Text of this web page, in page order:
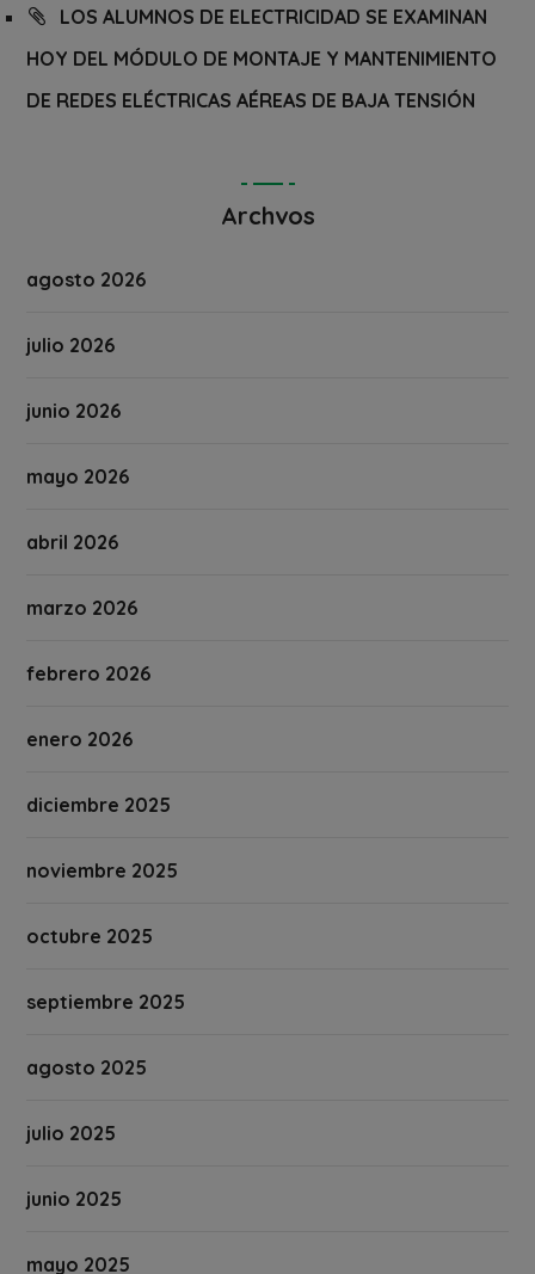
LOS ALUMNOS DE ELECTRICIDAD SE EXAMINAN
HOY DEL MÓDULO DE MONTAJE Y MANTENIMIENTO
DE REDES ELÉCTRICAS AÉREAS DE BAJA TENSIÓN
Archvos
agosto 2026
julio 2026
junio 2026
mayo 2026
abril 2026
marzo 2026
febrero 2026
enero 2026
diciembre 2025
noviembre 2025
octubre 2025
septiembre 2025
agosto 2025
julio 2025
junio 2025
mayo 2025